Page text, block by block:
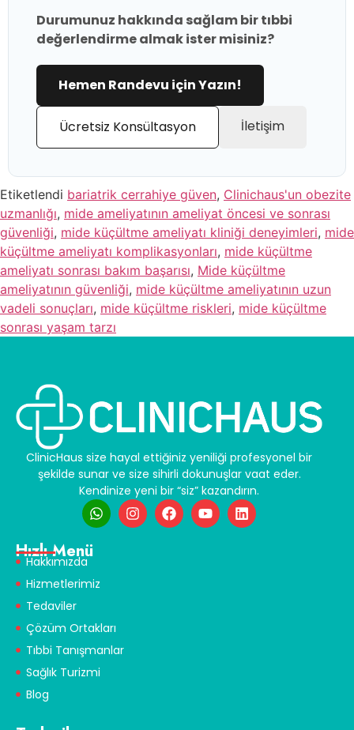
Durumunuz hakkında sağlam bir tıbbi
değerlendirme almak ister misiniz?
Hemen Randevu için Yazın!
Ücretsiz Konsültasyon İletişim
Etiketlendi bariatrik cerrahiye güven, Clinichaus'un obezite
uzmanlığı, mide ameliyatının ameliyat öncesi ve sonrası
güvenliği, mide küçültme ameliyatı kliniği deneyimleri, mide
küçültme ameliyatı komplikasyonları, mide küçültme
ameliyatı sonrası bakım başarısı, Mide küçültme
ameliyatının güvenliği, mide küçültme ameliyatının uzun
vadeli sonuçları, mide küçültme riskleri, mide küçültme
sonrası yaşam tarzı
ClinicHaus size hayal ettiğiniz yeniliği profesyonel bir
şekilde sunar ve size sihirli dokunuşlar vaat eder.
Kendinize yeni bir “siz” kazandırın.
Hızlı Menü
Hakkımızda
Hizmetlerimiz
Tedaviler
Çözüm Ortakları
Tıbbi Tanışmanlar
Sağlık Turizmi
Blog